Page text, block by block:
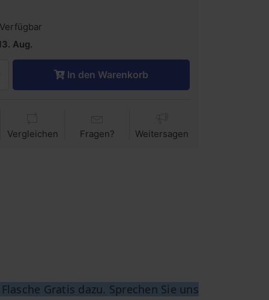
Verfügbar
Aug.
In den Warenkorb
Vergleichen Fragen? Weitersagen
Gratis dazu. Sprechen Sie uns